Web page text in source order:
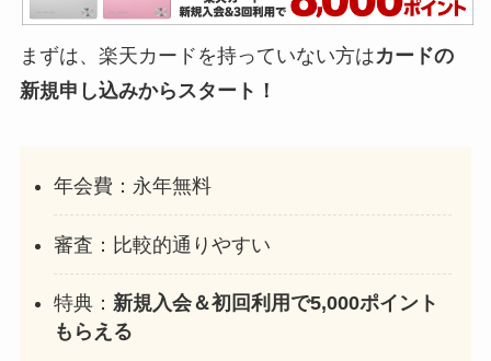
まずは、楽天カードを持っていない方はカードの
新規申し込みからスタート！
年会費：永年無料
審査：比較的通りやすい
特典：新規入会＆初回利用で5,000ポイント
もらえる